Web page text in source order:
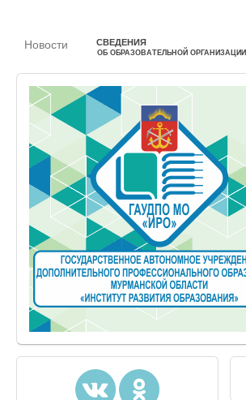
Новости СВЕДЕНИЯ
ОБ ОБРАЗОВАТЕЛЬНОЙ ОРГАНИЗАЦИИ